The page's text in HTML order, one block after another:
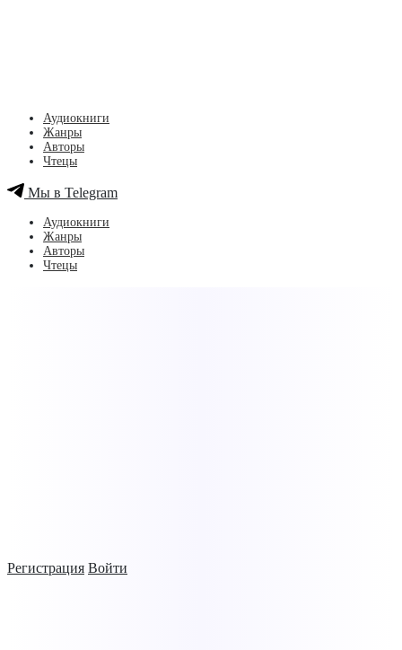
Регистрация Войти
Аудиокниги
Жанры
Авторы
Чтецы
Мы в Telegram
Аудиокниги
Жанры
Авторы
Чтецы